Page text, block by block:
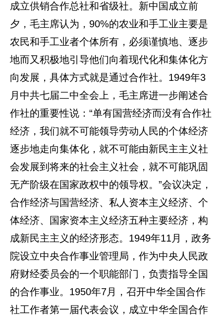
成立供销合作总社和省级社。新中国成立前
夕，毛主席认为，90%的农业和手工业主要是
农民和手工业者个体所有，必须谨慎地、逐步
地而又积极地引导他们向着现代化和集体化方
向发展，具体方式就是通过合作社。1949年3
月中共七届二中全会上，毛主席进一步阐述合
作社的重要性说：“单有国营经济而没有合作社
经济，我们就不可能领导劳动人民的个体经济
逐步地走向集体化，就不可能由新民主主义社
会发展到将来的社会主义社会，就不可能巩固
无产阶级在国家政权中的领导权。”会议决定，
合作经济与国营经济、私人资本主义经济、个
体经济、国家资本主义经济五种主要经济，构
成新民主主义的经济形态。1949年11月，政务
院设立中央合作事业管理局，作为中央人民政
府财经委员会的一个职能部门，负责指导全国
的合作事业。1950年7月，召开中华全国合作
社工作者第一届代表会议，成立中华全国合作